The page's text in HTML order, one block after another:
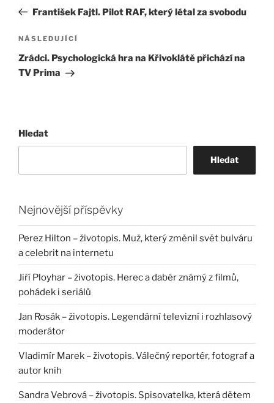
příspěvek
příspěvek
František Fajtl. Pilot RAF, který létal za svobodu
Následující
příspěvek
NÁSLEDUJÍCÍ
Zrádci. Psychologická hra na Křivoklátě přichází na
TV Prima
Hledat
Hledat
Nejnovější příspěvky
Perez Hilton – životopis. Muž, který změnil svět bulváru
a celebrit na internetu
Jiří Ployhar – životopis. Herec a dabér známý z filmů,
pohádek i seriálů
Jan Rosák – životopis. Legendární televizní i rozhlasový
moderátor
Vladimír Marek – životopis. Válečný reportér, fotograf a
autor knih
Sandra Vebrová – životopis. Spisovatelka, která dětem